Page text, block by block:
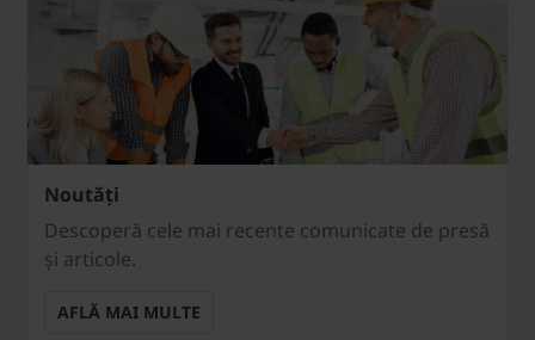
Noutăți
Descoperă cele mai recente comunicate de presă
și articole.
AFLĂ MAI MULTE